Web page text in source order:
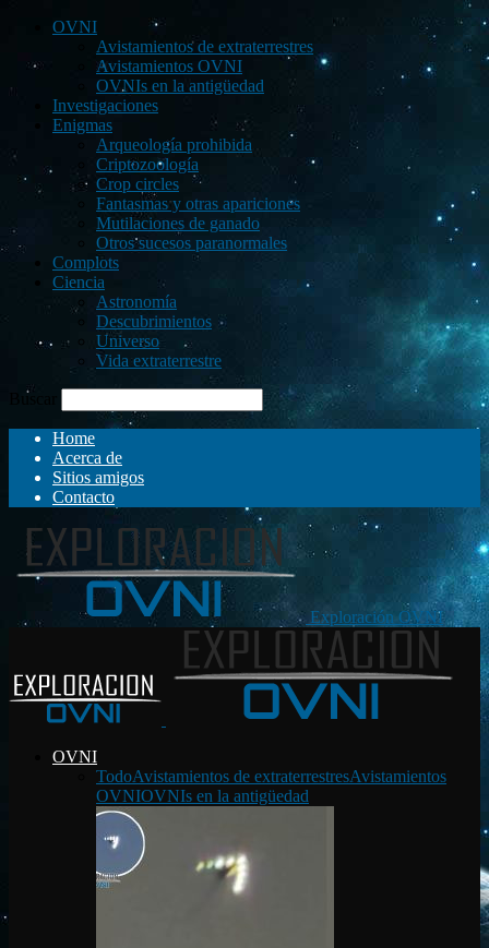
OVNI
Avistamientos de extraterrestres
Avistamientos OVNI
OVNIs en la antigüedad
Investigaciones
Enigmas
Arqueología prohibida
Criptozoología
Crop circles
Fantasmas y otras apariciones
Mutilaciones de ganado
Otros sucesos paranormales
Complots
Ciencia
Astronomía
Descubrimientos
Universo
Vida extraterrestre
Buscar
Home
Acerca de
Sitios amigos
Contacto
Exploración OVNI
OVNI
TodoAvistamientos de extraterrestresAvistamientos
OVNIOVNIs en la antigüedad